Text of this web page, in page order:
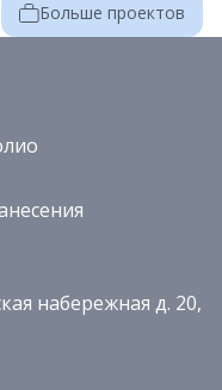
Больше проектов
набережная д. 20,